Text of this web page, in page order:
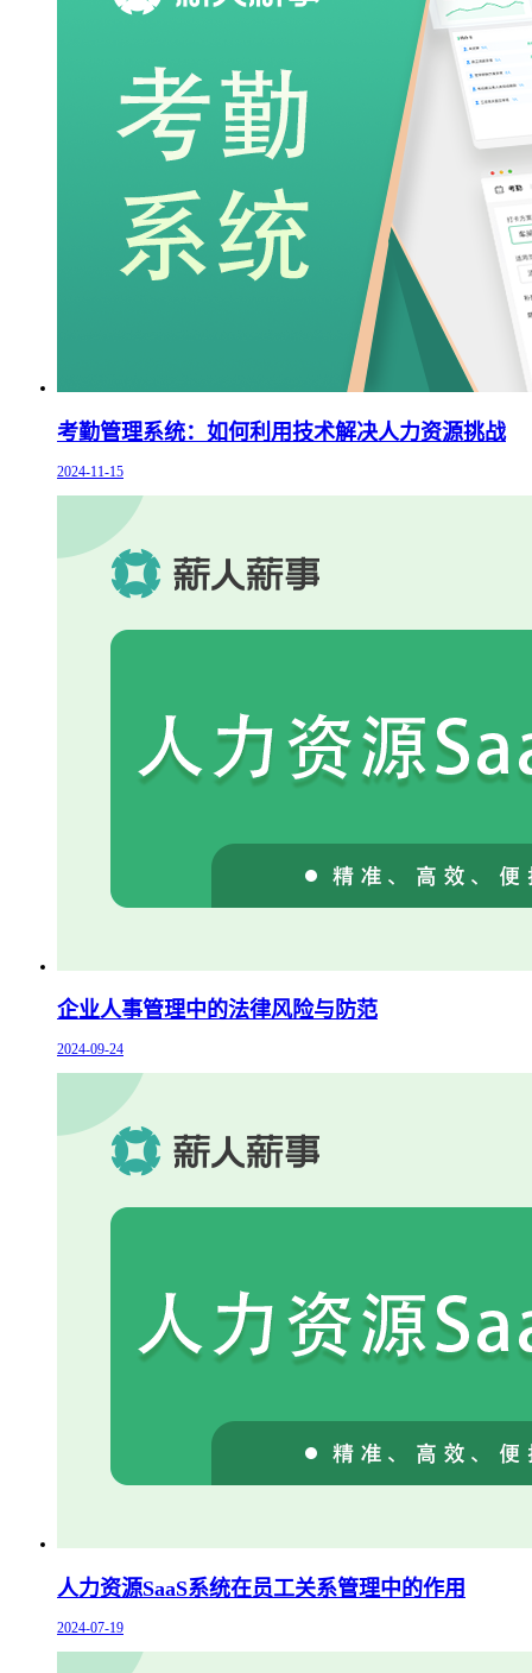
考勤管理系统：如何利用技术解决人力资源挑战
2024-11-15
企业人事管理中的法律风险与防范
2024-09-24
人力资源SaaS系统在员工关系管理中的作用
2024-07-19